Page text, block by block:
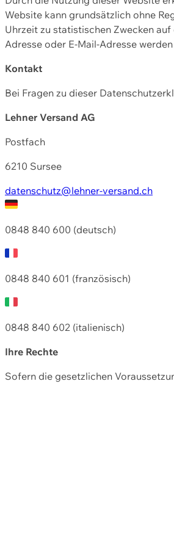
Website kann grundsätzlich ohne
Uhrzeit zu statistischen Zwecken
Adresse oder E-Mail-Adresse
Kontakt
Bei Fragen zu dieser
Lehner Versand AG
Postfach
6210 Sursee
datenschutz@lehner-versand.ch
0848 840 600 (deutsch)
0848 840 601 (französisch)
0848 840 602 (italienisch)
Ihre Rechte
Sofern die gesetzlichen